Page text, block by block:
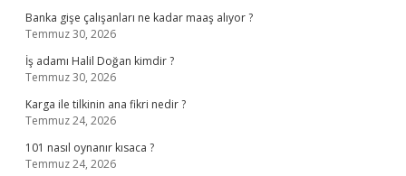
Banka gişe çalışanları ne kadar maaş alıyor ?
Temmuz 30, 2026
İş adamı Halil Doğan kimdir ?
Temmuz 30, 2026
Karga ile tilkinin ana fikri nedir ?
Temmuz 24, 2026
101 nasıl oynanır kısaca ?
Temmuz 24, 2026